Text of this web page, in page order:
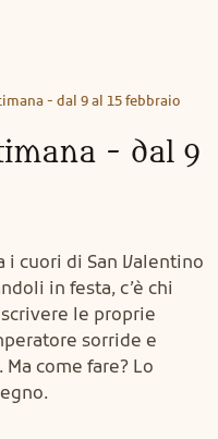
- dal 9 al 15 febbraio
- dal 9
i cuori di San Valentino
in festa, c’è chi
le proprie
sorride e
come fare? Lo